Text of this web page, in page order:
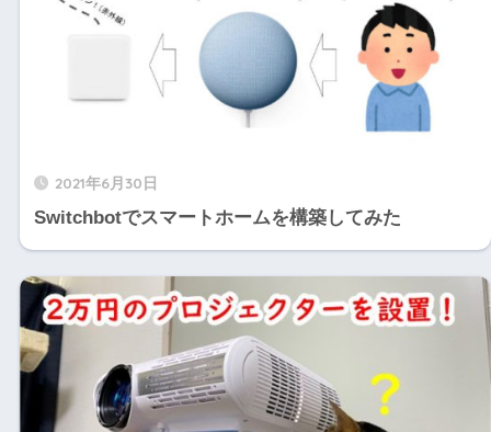
2021年6月30日
Switchbotでスマートホームを構築してみた